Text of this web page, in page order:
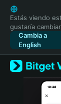
English
日本語
Tiếng Việt
Русский
Español
Türkçe
Italiano
Estás viendo
gustaría
Cambia a
English